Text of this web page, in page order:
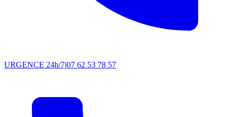
URGENCE 24h/7j07 62 53 78 57